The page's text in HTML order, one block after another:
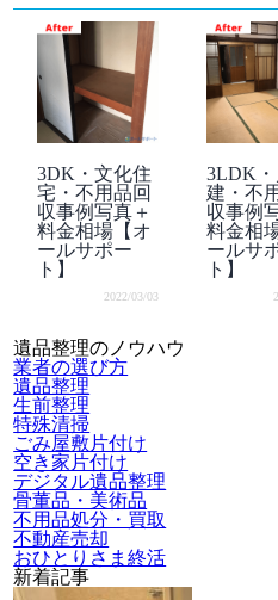
3DK・文化住
宅・不用品回
収事例写真＋
料金相場【オ
ールサポー
ト】
2022/03/03
3LDK・
建・不
収事例
料金相
ールサ
ト】
遺品整理のノウハウ
業者の選び方
遺品整理
生前整理
特殊清掃
ごみ屋敷片付け
空き家片付け
デジタル遺品整理
骨董品・美術品
不用品処分・買取
不動産売却
おひとりさま終活
新着記事